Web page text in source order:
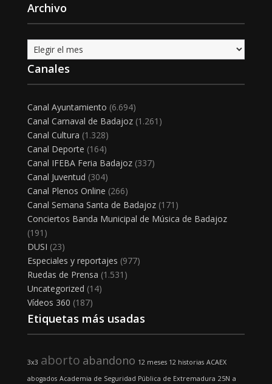
Archivo
Archivo
Canales
Canal Ayuntamiento (6.694)
Canal Carnaval de Badajoz(1.261)
Canal Cultura (1.328)
Canal Deporte (164)
Canal IFEBA Feria Badajoz(337)
Canal Juventud (304)
Canal Plenos Online (266)
Canal Semana Santa de Badajoz(171)
Conciertos Banda Municipal de Música de Badajoz
(191)
DUSI (23)
Especiales y reportajes (977)
Ruedas de Prensa (1.531)
Uncategorized (14)
Vídeos 360 (187)
Etiquetas más usadas
3x3 aborto abandono 12 meses 12 historias ACAEX
abogados Academia de Seguridad Pública de Extremadura 25N a